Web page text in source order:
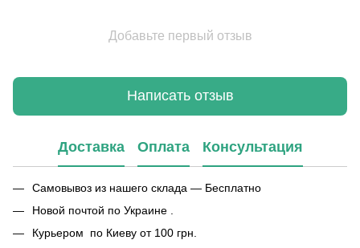
Добавьте первый отзыв
Написать отзыв
Доставка Оплата Консультация
Самовывоз из нашего склада — Бесплатно
Новой почтой по Украине .
Курьером по Киеву от 100 грн.